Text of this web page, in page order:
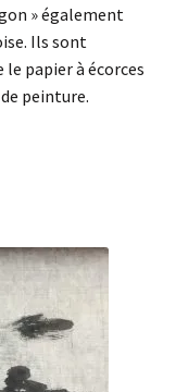
enfant
» également
Ils sont
papier à écorces
peinture.